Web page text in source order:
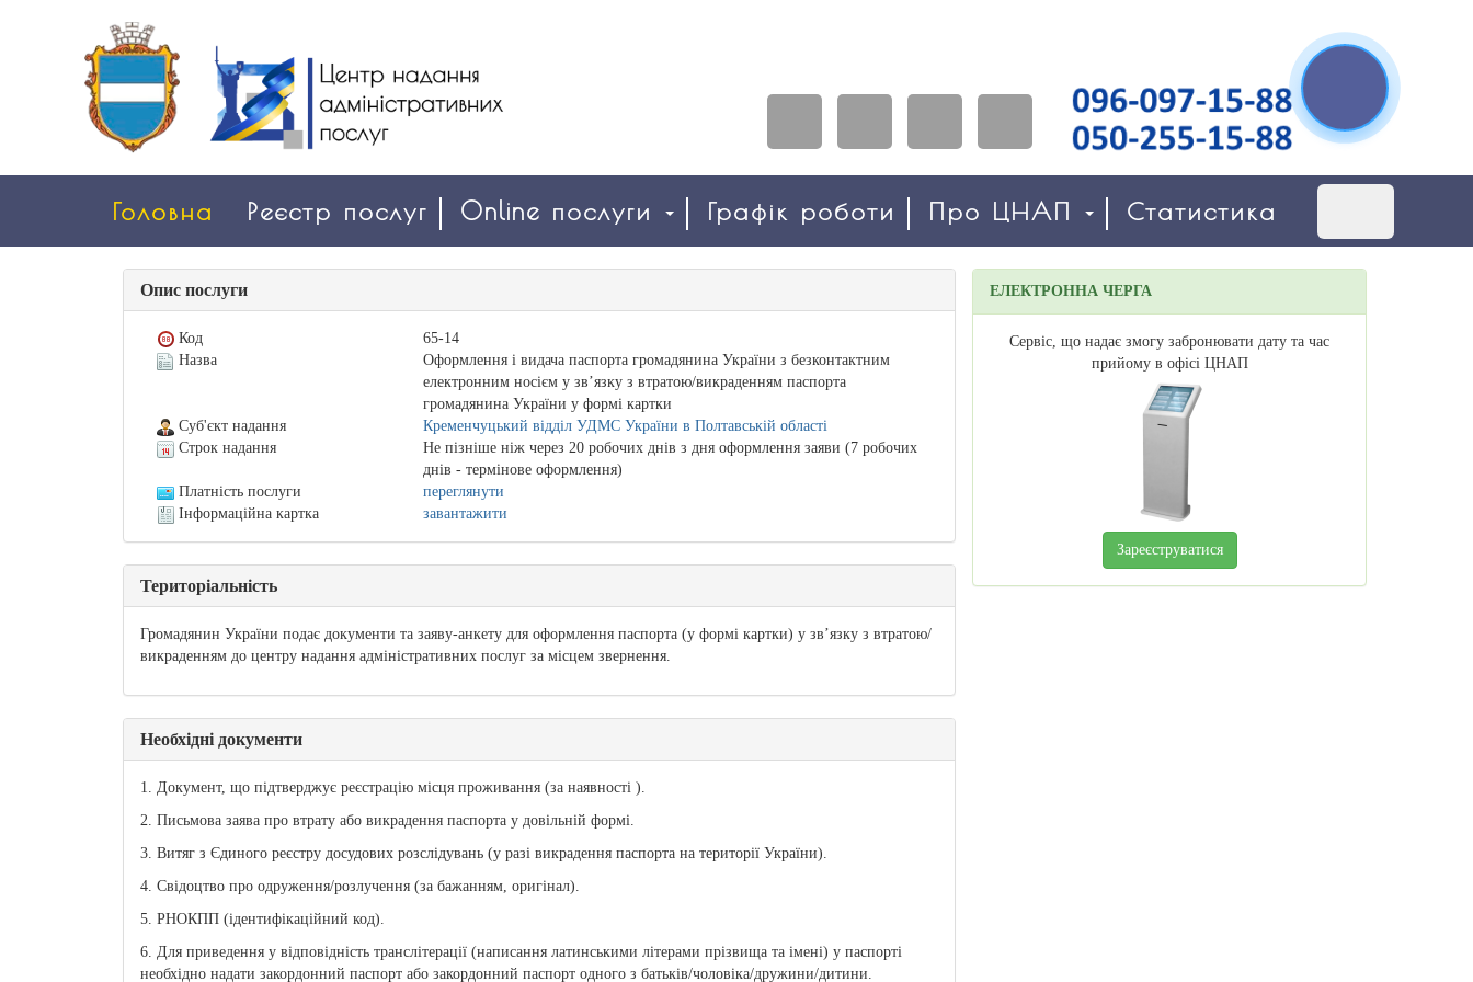
Головна Реєстр послуг Online послуги Графік роботи Про ЦНАП Статистика
Опис послуги
Код
65-14
Назва
Оформлення і видача паспорта громадянина України з безконтактним
електронним носієм у зв’язку з втратою/викраденням паспорта
громадянина України у формі картки
Суб'єкт надання
Кременчуцький відділ УДМС України в Полтавській області
Строк надання
Не пізніше ніж через 20 робочих днів з дня оформлення заяви (7 робочих
днів - термінове оформлення)
Платність послуги
переглянути
Інформаційна картка
завантажити
Територіальність
Громадянин України подає документи та заяву-анкету для оформлення паспорта (у формі картки) у зв’язку з втратою/
викраденням до центру надання адміністративних послуг за місцем звернення.
Необхідні документи
1. Документ, що підтверджує реєстрацію місця проживання (за наявності ).
2. Письмова заява про втрату або викрадення паспорта у довільній формі.
3. Витяг з Єдиного реєстру досудових розслідувань (у разі викрадення паспорта на території України).
4. Свідоцтво про одруження/розлучення (за бажанням, оригінал).
5. РНОКПП (ідентифікаційний код).
6. Для приведення у відповідність транслітерації (написання латинськими літерами прізвища та імені) у паспорті
необхідно надати закордонний паспорт або закордонний паспорт одного з батьків/чоловіка/дружини/дитини.
ЕЛЕКТРОННА ЧЕРГА
Сервіс, що надає змогу забронювати дату та час
прийому в офісі ЦНАП
Зареєструватися